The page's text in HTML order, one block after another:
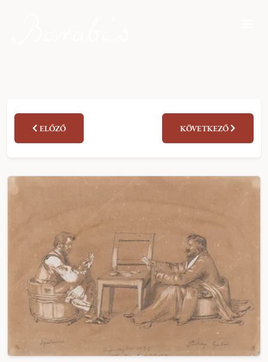
ELŐZŐ KÖVETKEZŐ